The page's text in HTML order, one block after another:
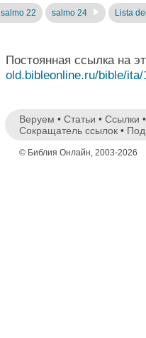
salmo 22 salmo 24 Lista
Постоянная ссылка на
old.bibleonline.ru/bible/ita/
Веруем • Статьи • Ссылки
Сокращатель ссылок •
© Библия Онлайн, 2003-2026